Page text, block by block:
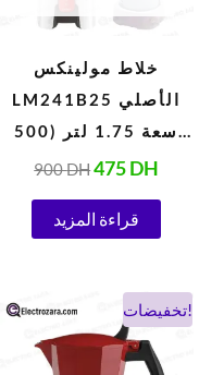
خلاط مولينكس
LM241B25 الأصلي
سعة 1.75 لتر (500
واط، 220 فولت،
900DH475DH
قراءة المزيد
تخفيضات!
السعر
الأصلي
هو:
السعر
الحالي